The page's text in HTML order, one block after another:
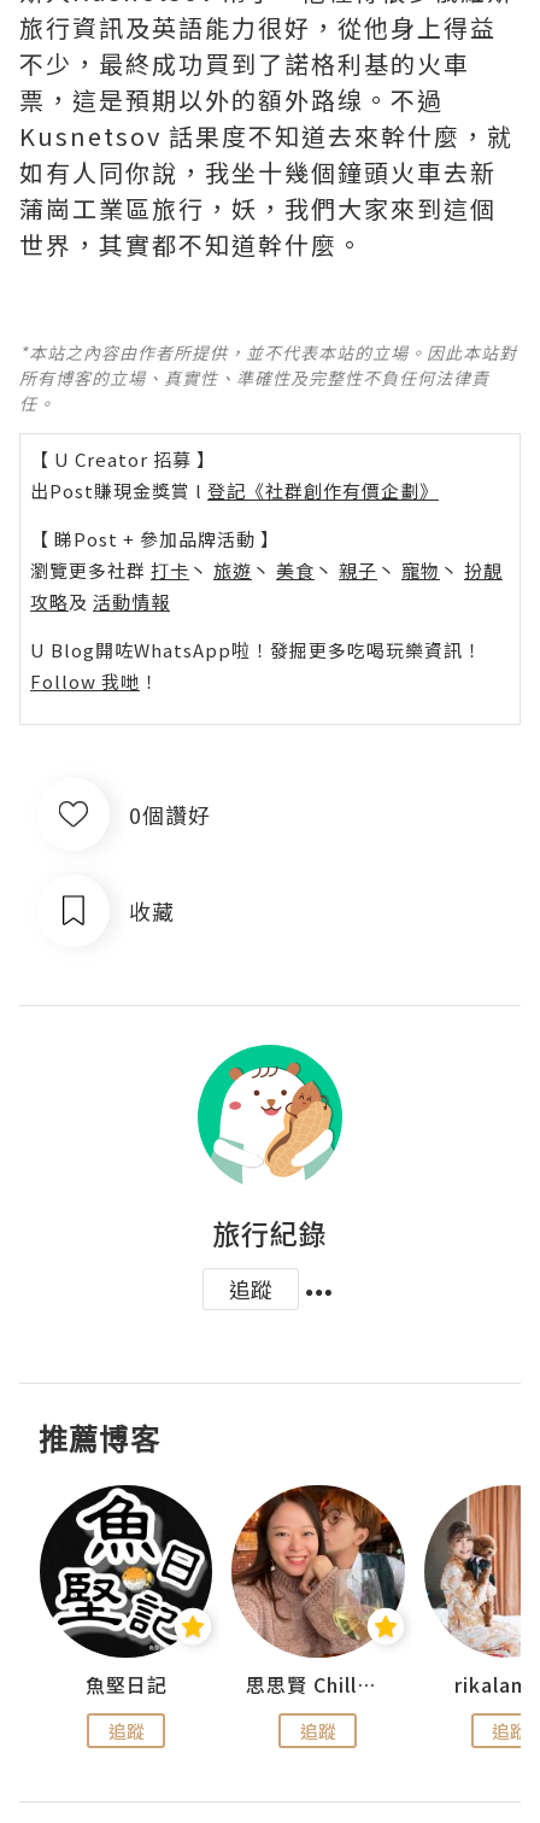
旅行資訊及英語能力很好，從他身上得益
不少，最終成功買到了諾格利基的火車
票，這是預期以外的額外路缐。不過
Kusnetsov 話果度不知道去來幹什麼，就
如有人同你說，我坐十幾個鐘頭火車去新
蒲崗工業區旅行，妖，我們大家來到這個
世界，其實都不知道幹什麼。
*本站之內容由作者所提供，並不代表本站的立場。因此本站對
所有博客的立場、真實性、準確性及完整性不負任何法律責
任。
【 U Creator 招募 】
出Post賺現金獎賞 l 登記《社群創作有價企劃》
【 睇Post + 參加品牌活動 】
瀏覽更多社群 打卡 丶 旅遊 丶 美食 丶 親子 丶 寵物 丶 扮靚
攻略及 活動情報
U Blog開咗WhatsApp啦！發掘更多吃喝玩樂資訊！
Follow 我哋 ！
0個讚好
收藏
旅行紀錄
追蹤
推薦博客
魚堅日記
追蹤
思思賢 ChillMyBabe
追蹤 追蹤